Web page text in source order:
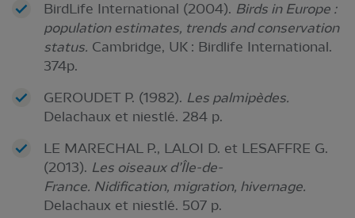
BirdLife International (2004). Birds in Europe :
population estimates, trends and conservation
status. Cambridge, UK : Birdlife International.
374p.
GEROUDET P. (1982). Les palmipèdes.
Delachaux et niestlé. 284 p.
LE MARECHAL P., LALOI D. et LESAFFRE G.
(2013). Les oiseaux d’Île-de-
France. Nidification, migration, hivernage.
Delachaux et niestlé. 507 p.